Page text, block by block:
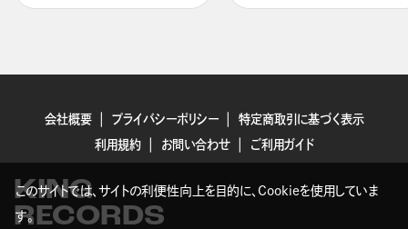
会社概要 プライバシーポリシー
特定商取引に基づく表示
利用規約
お問い合わせ ご利用ガイド
KING
RECORDS
このサイトでは、サイトの利便性向上を目的に、Cookieを使用していま
す。